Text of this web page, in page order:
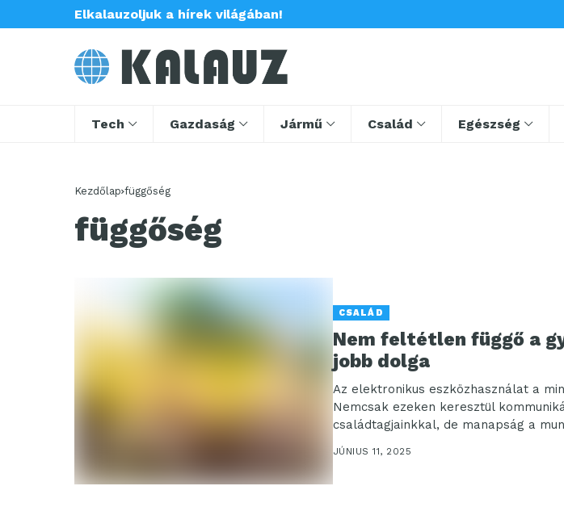
Elkalauzoljuk a hírek világában!
Tech Gazdaság Jármű Család Egészség
Kezdőlap függőség
függőség
CSALÁD
Nem feltétlen függő a
jobb dolga
Az elektronikus eszközhasználat a
Nemcsak ezeken keresztül
családtagjainkkal, de manapság a
oktatási intézmények...
JÚNIUS 11, 2025